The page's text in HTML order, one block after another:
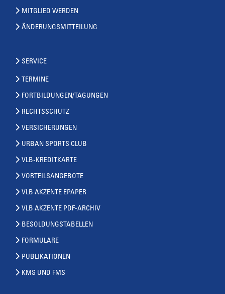
MITGLIED WERDEN
ÄNDERUNGSMITTEILUNG
SERVICE
TERMINE
FORTBILDUNGEN/TAGUNGEN
RECHTSSCHUTZ
VERSICHERUNGEN
URBAN SPORTS CLUB
VLB-KREDITKARTE
VORTEILSANGEBOTE
VLB AKZENTE EPAPER
VLB AKZENTE PDF-ARCHIV
BESOLDUNGSTABELLEN
FORMULARE
PUBLIKATIONEN
KMS UND FMS